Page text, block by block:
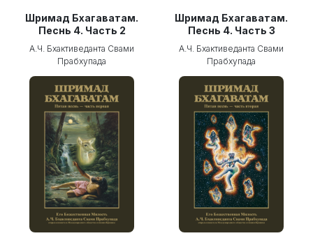
Шримад Бхагаватам.
Песнь 4. Часть 2
А.Ч. Бхактиведанта Свами
Прабхупада
Шримад Бхагаватам.
Песнь 4. Часть 3
А.Ч. Бхактиведанта Свами
Прабхупада